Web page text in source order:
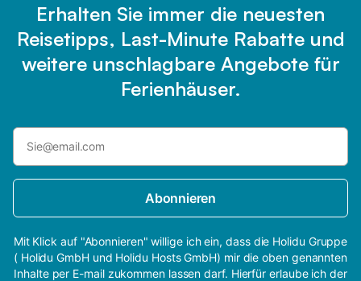
Erhalten Sie immer die neuesten
Reisetipps, Last-Minute Rabatte und
weitere unschlagbare Angebote für
Ferienhäuser.
Abonnieren
Mit Klick auf "Abonnieren" willige ich ein, dass die Holidu Gruppe
( Holidu GmbH und Holidu Hosts GmbH) mir die oben genannten
Inhalte per E-mail zukommen lassen darf. Hierfür erlaube ich der